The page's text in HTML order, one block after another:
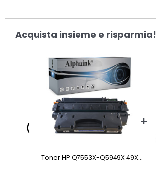
Acquista insieme e risparmia!
⟨
Toner HP Q7553X-Q5949X 49X...